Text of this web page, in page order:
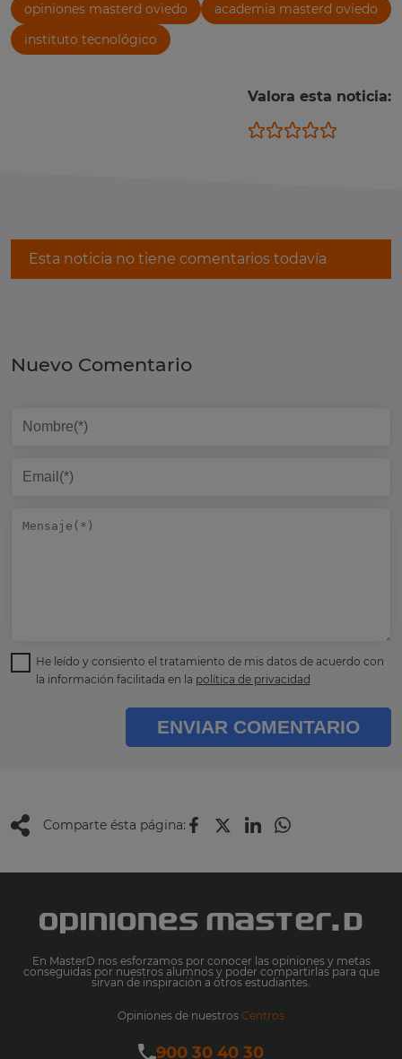
opiniones masterd oviedo
academia masterd oviedo
instituto tecnológico
Valora esta noticia:
Esta noticia no tiene comentarios todavía
Nuevo Comentario
He leído y consiento el tratamiento de mis datos de acuerdo con
la información facilitada en la política de privacidad
ENVIAR COMENTARIO
Comparte ésta página:
En MasterD nos esforzamos por conocer las opiniones y metas
conseguidas por nuestros alumnos y poder compartirlas para que
sirvan de inspiración a otros estudiantes.
Opiniones de nuestros Centros
900 30 40 30